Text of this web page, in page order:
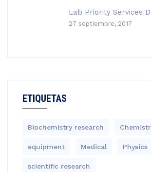
Lab Priority Services
27 septiembre, 2017
ETIQUETAS
Biochemistry research
equipment‎ Medical Physics
scientific research